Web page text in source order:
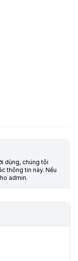
dùng, chúng tôi
thông tin này. Nếu
admin.